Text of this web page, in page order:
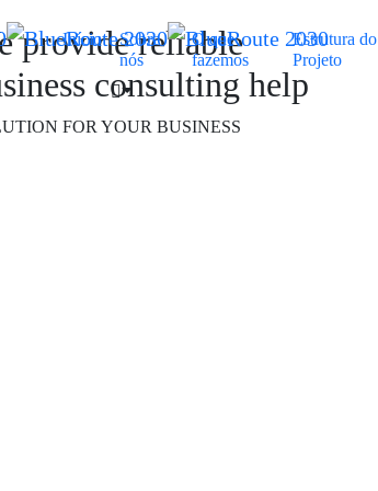
Início
Sobre
nós
O que
fazemos
Estrutura do
Projeto
provide reliable
consulting help
FOR YOUR BUSINESS